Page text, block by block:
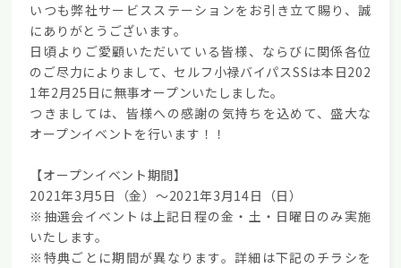
いつも弊社サービスステーションをお引き立て賜り、誠
にありがとうございます。
日頃よりご愛顧いただいている皆様、ならびに関係各位
のご尽力によりまして、セルフ小禄バイパスSSは本日202
1年2月25日に無事オープンいたしました。
つきましては、皆様への感謝の気持ちを込めて、盛大な
オープンイベント を行います！！
【オープンイベント期間】
2021年3月5日（金）～2021年3月14日（日）
※抽選会イベントは上記日程の金・土・日曜日のみ実施
いたします。
※特典ごとに期間が異なります。詳細は下記のチラシを